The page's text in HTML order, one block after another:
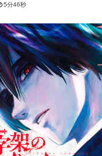
5分46秒